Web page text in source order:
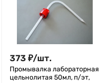
373 ₽/шт.
Промывалка лабораторная
цельнолитая 50мл, п/эт,